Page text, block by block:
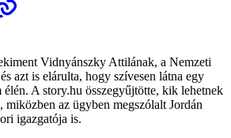
Vidnyánszky Attilának, a Nemzeti
azt is elárulta, hogy szívesen látna egy
élén. A story.hu összegyűjtötte, kik lehetnek
miközben az ügyben megszólalt Jordán
igazgatója is.